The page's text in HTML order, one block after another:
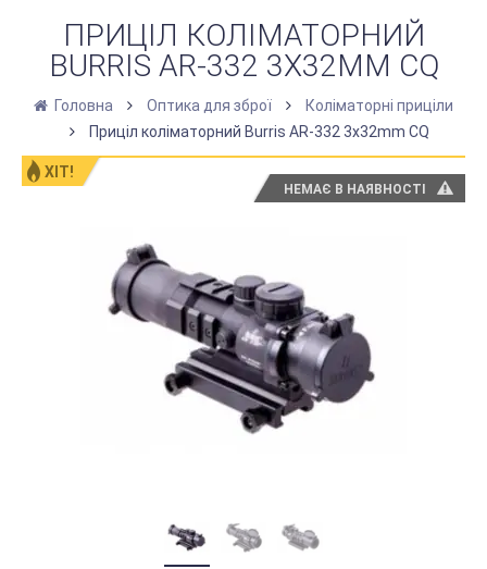
ПРИЦІЛ КОЛІМАТОРНИЙ
BURRIS AR-332 3X32MM CQ
Головна Оптика для зброї
Коліматорні приціли
Приціл коліматорний Burris AR-332 3x32mm CQ
ХІТ!
НЕМАЄ В НАЯВНОСТІ